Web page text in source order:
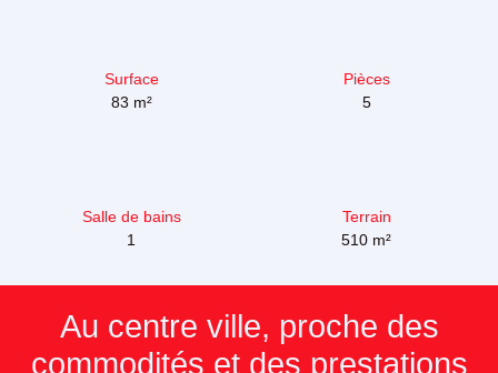
Surface
83 m²
Pièces
5
Salle de bains
1
Terrain
510 m²
Au centre ville, proche des
commodités et des prestations